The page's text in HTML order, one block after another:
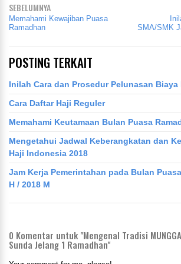
SEBELUMNYA
Memahami Kewajiban Puasa
Ramadhan
SMA/SMK
POSTING TERKAIT
Inilah Cara dan Prosedur Pelunasan Biaya
Cara Daftar Haji Reguler
Memahami Keutamaan Bulan Puasa
Mengetahui Jadwal Keberangkatan dan
Haji Indonesia 2018
Jam Kerja Pemerintahan pada Bulan
H / 2018 M
0 Komentar untuk "Mengenal Tradisi
Sunda Jelang 1 Ramadhan"